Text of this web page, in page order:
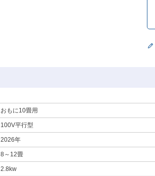
おもに10畳用
100V平行型
2026年
8～12畳
2.8kw